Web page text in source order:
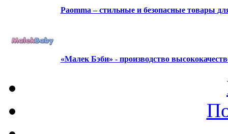
Paomma – стильные и безопасные товары
«Малек Бэби» - производство